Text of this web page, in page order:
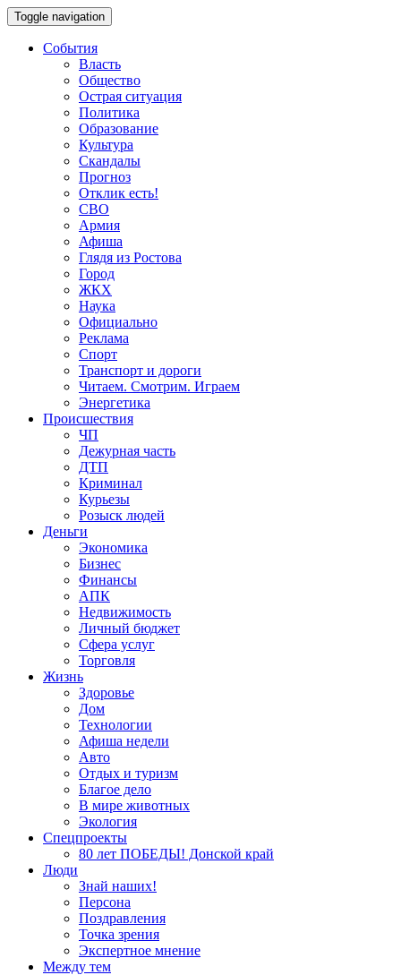
Toggle navigation
События
Власть
Общество
Острая ситуация
Политика
Образование
Культура
Скандалы
Прогноз
Отклик есть!
СВО
Армия
Афиша
Глядя из Ростова
Город
ЖКХ
Наука
Официально
Реклама
Спорт
Транспорт и дороги
Читаем. Смотрим. Играем
Энергетика
Происшествия
ЧП
Дежурная часть
ДТП
Криминал
Курьезы
Розыск людей
Деньги
Экономика
Бизнес
Финансы
АПК
Недвижимость
Личный бюджет
Сфера услуг
Торговля
Жизнь
Здоровье
Дом
Технологии
Афиша недели
Авто
Отдых и туризм
Благое дело
В мире животных
Экология
Спецпроекты
80 лет ПОБЕДЫ! Донской край
Люди
Знай наших!
Персона
Поздравления
Точка зрения
Экспертное мнение
Между тем